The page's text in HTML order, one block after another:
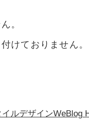
。
けておりません。
イルデザインWeBlog